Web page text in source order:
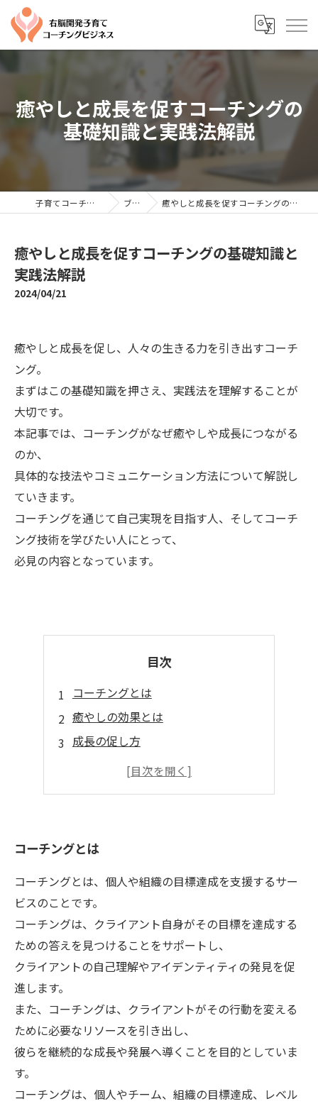
癒やしと成長を促すコーチングの
基礎知識と実践法解説
子育てコーチングならYTC ブログ 癒やしと成長を促すコーチングの基礎知識と実践法解説
癒やしと成長を促すコーチングの基礎知識と
実践法解説
2024/04/21
癒やしと成長を促し、人々の生きる力を引き出すコーチ
ング。
まずはこの基礎知識を押さえ、実践法を理解することが
大切です。
本記事では、コーチングがなぜ癒やしや成長につながる
のか、
具体的な技法やコミュニケーション方法について解説し
ていきます。
コーチングを通じて自己実現を目指す人、そしてコーチ
ング技術を学びたい人にとって、
必見の内容となっています。
目次
コーチングとは
癒やしの効果とは
成長の促し方
コーチングの基礎知識
コーチングとは
コーチングとは、個人や組織の目標達成を支援するサー
ビスのことです。
コーチングは、クライアント自身がその目標を達成する
ための答えを見つけることをサポートし、
クライアントの自己理解やアイデンティティの発見を促
進します。
また、コーチングは、クライアントがその行動を変える
ために必要なリソースを引き出し、
彼らを継続的な成長や発展へ導くことを目的としていま
す。
コーチングは、個人やチーム、組織の目標達成、レベル